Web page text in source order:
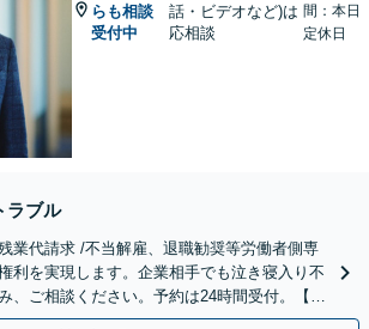
らも相談
受付中
話・ビデオなど)は
応相談
間：本日
定休日
ラブル
業代請求 /不当解雇、退職勧奨等労働者側専
利を実現します。企業相手でも泣き寝入り不
、ご相談ください。予約は24時間受付。【初
日対応可】